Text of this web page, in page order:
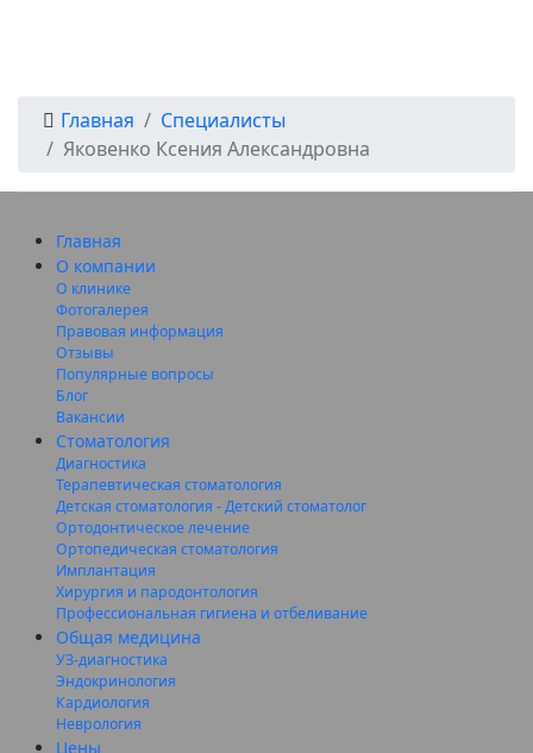
Главная
Специалисты
Яковенко Ксения Александровна
Главная
О компании
О клинике
Фотогалерея
Правовая информация
Отзывы
Популярные вопросы
Блог
Вакансии
Стоматология
Диагностика
Терапевтическая стоматология
Детская стоматология - Детский стоматолог
Ортодонтическое лечение
Ортопедическая стоматология
Имплантация
Хирургия и пародонтология
Профессиональная гигиена и отбеливание
Общая медицина
УЗ-диагностика
Эндокринология
Кардиология
Неврология
Цены